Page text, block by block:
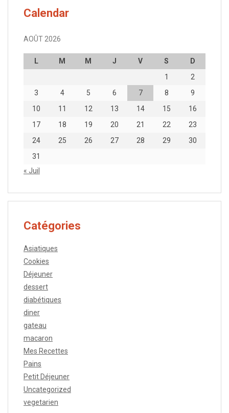
Calendar
AOÛT 2026
L M M J V S
D
1
2
3
4 5 6 7 8
9
10
11 12 13 14 15
16
17
18 19 20 21 22
23
24
25 26 27 28 29
30
31
« Juil
Catégories
Asiatiques
Cookies
Déjeuner
dessert
diabétiques
diner
gateau
macaron
Mes Recettes
Pains
Petit Déjeuner
Uncategorized
vegetarien